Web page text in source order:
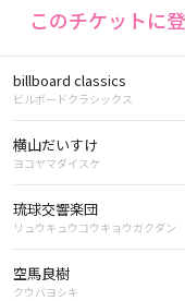
このチケットに
billboard classics
ビルボードクラシックス
横山だいすけ
ヨコヤマダイスケ
琉球交響楽団
リュウキュウコウキョウガクダン
空馬良樹
クウバヨシキ